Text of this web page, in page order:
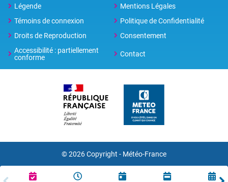
Légende
Mentions Légales
Témoins de connexion
Politique de Confidentialité
Droits de Reproduction
Consentement
Accessibilité : partiellement
conforme
Contact
© 2026 Copyright - Météo-France